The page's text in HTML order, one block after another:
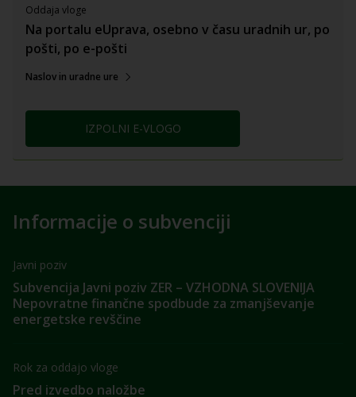
Informacije o subvenciji
Javni poziv
Subvencija Javni poziv ZER – VZHODNA SLOVENIJA
Nepovratne finančne spodbude za zmanjševanje
energetske revščine
Rok za oddajo vloge
Pred izvedbo naložbe
Oddaja vloge
Na portalu eUprava, osebno v času uradnih ur, po
pošti, po e-pošti
Naslov in uradne ure
IZPOLNI E-VLOGO